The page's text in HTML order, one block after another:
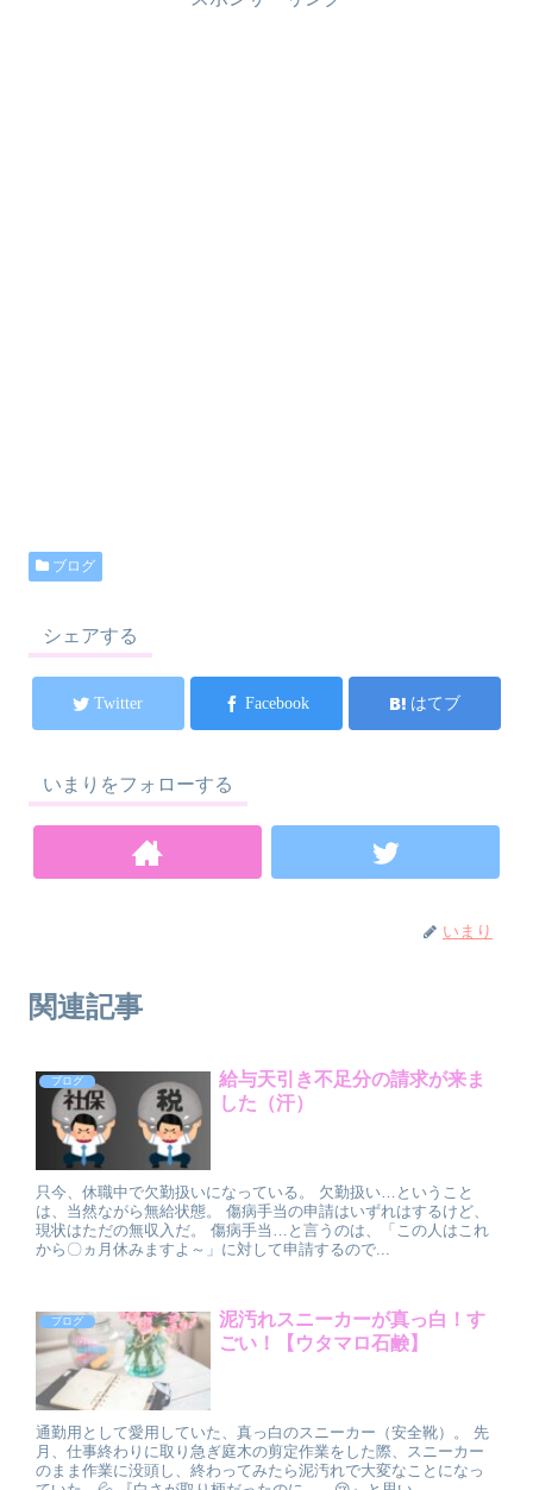
ブログ
シェアする
Twitter Facebook はてブ
いまりをフォローする
いまり
関連記事
ブログ
給与天引き不足分の請求が来ま
した（汗）
只今、休職中で欠勤扱いになっている。 欠勤扱い…ということ
は、当然ながら無給状態。 傷病手当の申請はいずれはするけど、
現状はただの無収入だ。 傷病手当…と言うのは、「この人はこれ
から〇ヵ月休みますよ～」に対して申請するので...
ブログ
泥汚れスニーカーが真っ白！す
ごい！【ウタマロ石鹸】
通勤用として愛用していた、真っ白のスニーカー（安全靴）。 先
月、仕事終わりに取り急ぎ庭木の剪定作業をした際、スニーカー
のまま作業に没頭し、終わってみたら泥汚れで大変なことになっ